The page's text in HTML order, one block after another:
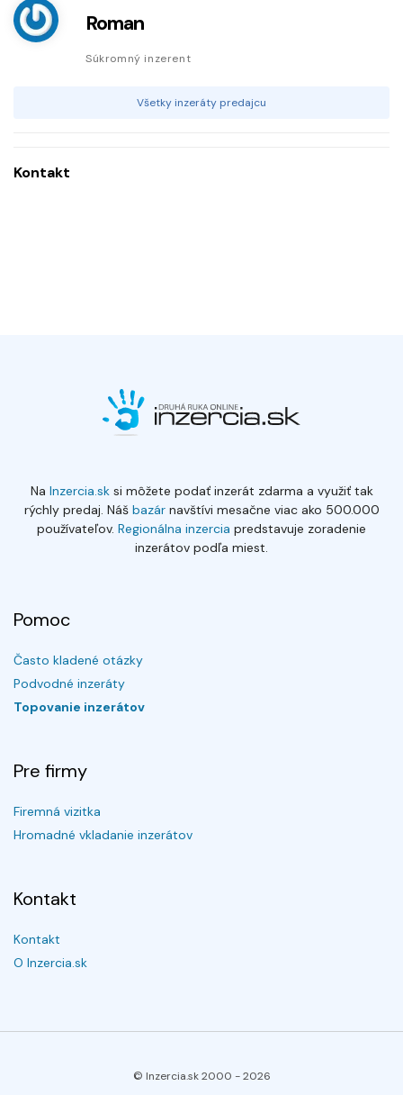
Roman
Súkromný inzerent
Všetky inzeráty predajcu
Kontakt
Na Inzercia.sksi môžete podať inzerát zdarma a využiť tak
rýchly predaj. Náš bazárnavštívi mesačne viac ako 500.000
používateľov. Regionálna inzercia predstavuje zoradenie
inzerátov podľa miest.
Pomoc
Často kladené otázky
Podvodné inzeráty
Topovanie inzerátov
Pre firmy
Firemná vizitka
Hromadné vkladanie inzerátov
Kontakt
Kontakt
O Inzercia.sk
© Inzercia.sk 2000 -2026